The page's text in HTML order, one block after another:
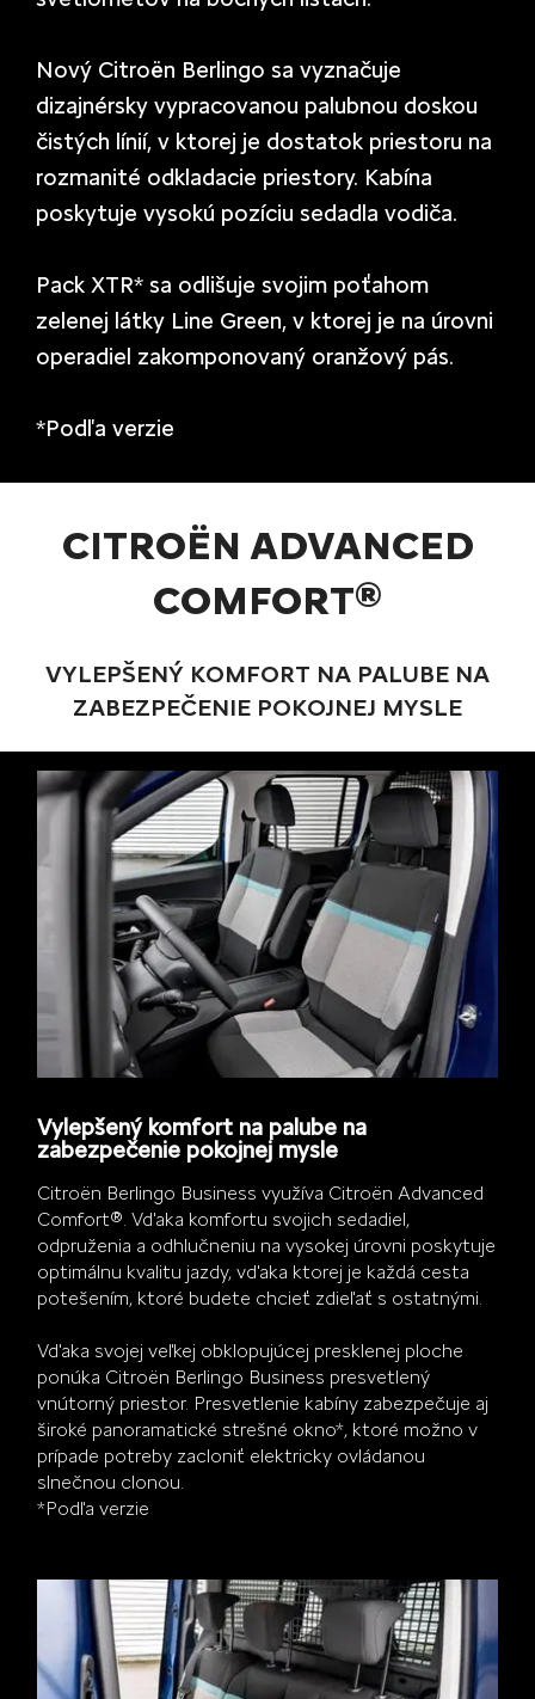
Nový Citroën Berlingo sa vyznačuje
dizajnérsky vypracovanou palubnou doskou
čistých línií, v ktorej je dostatok priestoru na
rozmanité odkladacie priestory. Kabína
poskytuje vysokú pozíciu sedadla vodiča.
Pack XTR* sa odlišuje svojim poťahom
zelenej látky Line Green, v ktorej je na úrovni
operadiel zakomponovaný oranžový pás.
*Podľa verzie
CITROËN ADVANCED
COMFORT®
VYLEPŠENÝ KOMFORT NA PALUBE NA
ZABEZPEČENIE POKOJNEJ MYSLE
Vylepšený komfort na palube na
zabezpečenie pokojnej mysle
Citroën Berlingo Business využíva Citroën Advanced
Comfort®. Vďaka komfortu svojich sedadiel,
odpruženia a odhlučneniu na vysokej úrovni poskytuje
optimálnu kvalitu jazdy, vďaka ktorej je každá cesta
potešením, ktoré budete chcieť zdieľať s ostatnými.
Vďaka svojej veľkej obklopujúcej presklenej ploche
ponúka Citroën Berlingo Business presvetlený
vnútorný priestor. Presvetlenie kabíny zabezpečuje aj
široké panoramatické strešné okno*, ktoré možno v
prípade potreby zacloniť elektricky ovládanou
slnečnou clonou.
*Podľa verzie